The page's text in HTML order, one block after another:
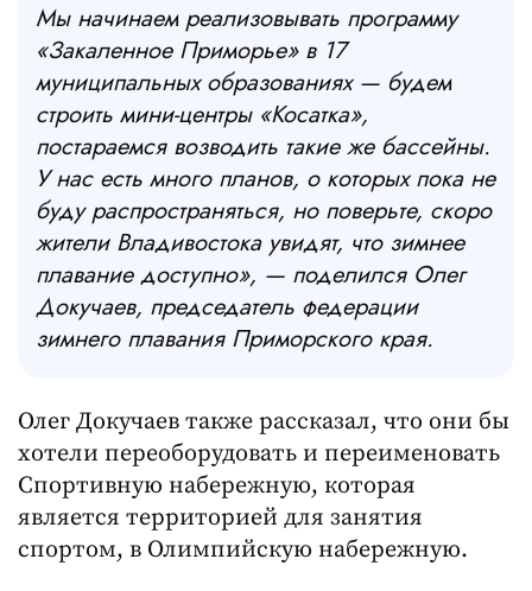
Мы начинаем реализовывать программу
«Закаленное Приморье» в 17
муниципальных образованиях — будем
строить мини-центры «Косатка»,
постараемся возводить такие же бассейны.
У нас есть много планов, о которых пока не
буду распространяться, но поверьте, скоро
жители Владивостока увидят, что зимнее
плавание доступно», — поделился Олег
Докучаев, председатель федерации
зимнего плавания Приморского края.
Олег Докучаев также рассказал, что они бы
хотели переоборудовать и переименовать
Спортивную набережную, которая
является территорией для занятия
спортом, в Олимпийскую набережную.